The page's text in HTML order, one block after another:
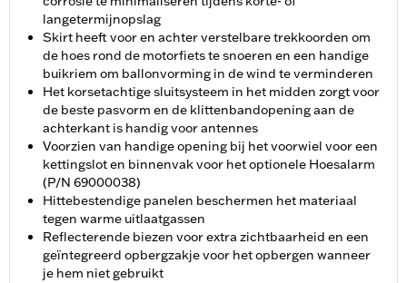
langetermijnopslag
Skirt heeft voor en achter verstelbare trekkoorden om
de hoes rond de motorfiets te snoeren en een handige
buikriem om ballonvorming in de wind te verminderen
Het korsetachtige sluitsysteem in het midden zorgt voor
de beste pasvorm en de klittenbandopening aan de
achterkant is handig voor antennes
Voorzien van handige opening bij het voorwiel voor een
kettingslot en binnenvak voor het optionele Hoesalarm
(P/N 69000038)
Hittebestendige panelen beschermen het materiaal
tegen warme uitlaatgassen
Reflecterende biezen voor extra zichtbaarheid en een
geïntegreerd opbergzakje voor het opbergen wanneer
je hem niet gebruikt